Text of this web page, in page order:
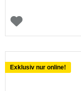
Exklusiv nur online!